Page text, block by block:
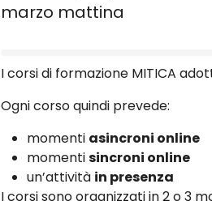
marzo mattina
Blocchi
I corsi di formazione MITICA
Ogni corso quindi prevede:
momenti asincroni online
momentisincroni online
un’attività in presenza
I corsi sono organizzati in 2 o 3